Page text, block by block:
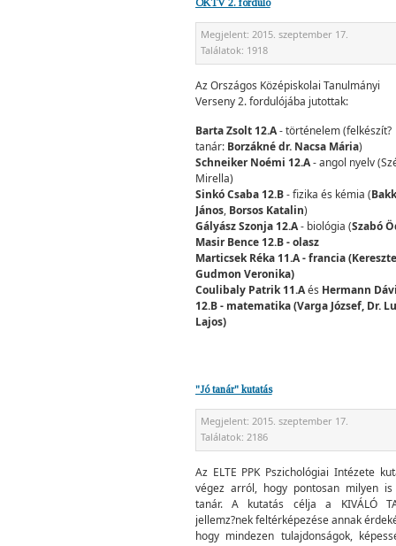
OKTV 2. forduló
Megjelent: 2015. szeptember 17.
Találatok: 1918
Az Országos Középiskolai Tanulmányi
Verseny 2. fordulójába jutottak:
Barta Zsolt 12.A- történelem (felkészít?
tanár: Borzákné dr. Nacsa Mária)
Schneiker Noémi 12.A- angol nyelv
Mirella)
Sinkó Csaba 12.B- fizika és kémia (Bakk
János, Borsos Katalin)
Gályász Szonja 12.A- biológia (Szabó
Masir Bence 12.B - olasz
Marticsek Réka 11.A - francia
Gudmon Veronika)
Coulibaly Patrik 11.Aés Hermann
12.B - matematika (Varga József, Dr.
Lajos)
"Jó tanár" kutatás
Megjelent: 2015. szeptember 17.
Találatok: 2186
Az ELTE PPK Pszichológiai Intézete
végez arról, hogy pontosan milyen
tanár. A kutatás célja a KIVÁLÓ
jellemz?nek feltérképezése annak
hogy mindezen tulajdonságok,